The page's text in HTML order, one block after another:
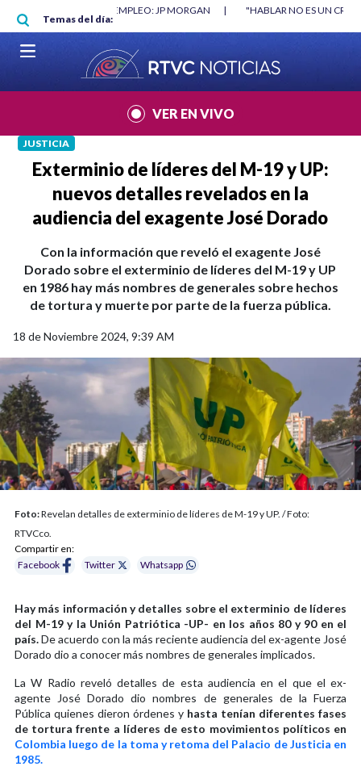
Pasar al contenido principal
Temas del día:
"HABLAR NO ES UN CRIMEN": CARTA DE BETO CORAL |
VER EN VIVO
JUSTICIA
Exterminio de líderes del M-19 y UP:
nuevos detalles revelados en la
audiencia del exagente José Dorado
Con la información que reveló el exagente José
Dorado sobre el exterminio de líderes del M-19 y UP
en 1986 hay más nombres de generales sobre hechos
de tortura y muerte por parte de la fuerza pública.
18 de Noviembre 2024, 9:39 AM
Foto:Revelan detalles de exterminio de líderes de M-19 y UP. / Foto:
RTVCco.
Compartir en:
Facebook
Twitter Whatsapp
Hay más información y detalles sobre el exterminio de líderes
del M-19 y la Unión Patriótica -UP- en los años 80 y 90 en el
país.De acuerdo con la más reciente audiencia del ex-agente José
Dorado dio a conocer más nombres de generales implicados.
La W Radio reveló detalles de esta audiencia en el que el ex-
agente José Dorado dio nombres de generales de la Fuerza
Pública quienes dieron órdenes y hasta tenían diferentes fases
de tortura frente a líderes de esto movimientos políticos en
Colombia luego de la toma y retoma del Palacio de Justicia en
1985.